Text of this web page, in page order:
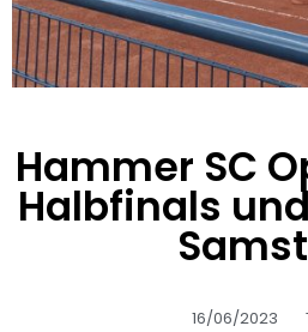
Hammer SC
Halbfinals
16/06/2023